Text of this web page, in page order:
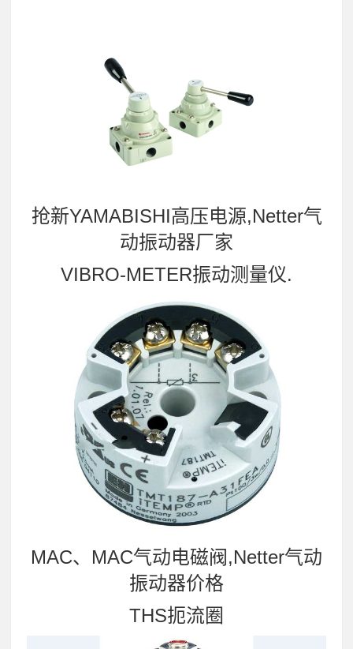
抢新YAMABISHI高压电源,Netter气
动振动器厂家
VIBRO-METER振动测量仪.
MAC、MAC气动电磁阀,Netter气动
振动器价格
THS扼流圈